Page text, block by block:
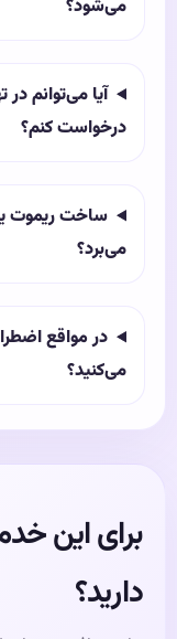
می‌شود؟
آیا می‌توانم
درخواست کنم؟
ساخت ریموت
می‌برد؟
در مواقع
می‌کنید؟
برای این
دارید؟